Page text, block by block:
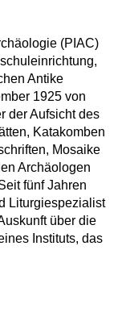
(PIAC)
Antike
1925 von
der Aufsicht des
Katakomben
Mosaike
Archäologen
fünf Jahren
Liturgiespezialist
über die
Instituts, das